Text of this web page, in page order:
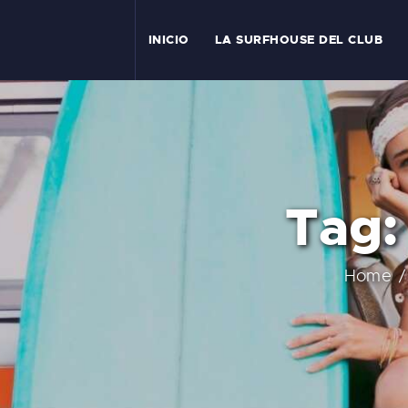
INICIO LA SURFHOUSE DEL CLUB
Home